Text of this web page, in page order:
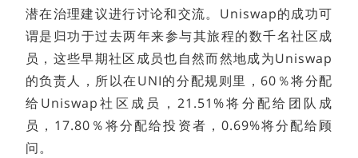
潜在治理建议进行讨论和交流。Uniswap的成功可
谓是归功于过去两年来参与其旅程的数千名社区成
员，这些早期社区成员也自然而然地成为Uniswap
的负责人，所以在UNI的分配规则里，60％将分配
给Uniswap社区成员，21.51%将分配给团队成
员，17.80％将分配给投资者，0.69%将分配给顾
问。